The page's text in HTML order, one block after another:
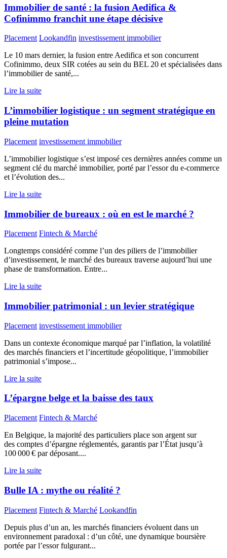
Immobilier de santé : la fusion Aedifica &
Cofinimmo franchit une étape décisive
Placement Lookandfin investissement immobilier
Le 10 mars dernier, la fusion entre Aedifica et son concurrent
Cofinimmo, deux SIR cotées au sein du BEL 20 et spécialisées dans
l’immobilier de santé,...
Lire la suite
L’immobilier logistique : un segment stratégique en
pleine mutation
Placement investissement immobilier
L’immobilier logistique s’est imposé ces dernières années comme un
segment clé du marché immobilier, porté par l’essor du e-commerce
et l’évolution des...
Lire la suite
Immobilier de bureaux : où en est le marché ?
Placement Fintech & Marché
Longtemps considéré comme l’un des piliers de l’immobilier
d’investissement, le marché des bureaux traverse aujourd’hui une
phase de transformation. Entre...
Lire la suite
Immobilier patrimonial : un levier stratégique
Placement investissement immobilier
Dans un contexte économique marqué par l’inflation, la volatilité
des marchés financiers et l’incertitude géopolitique, l’immobilier
patrimonial s’impose...
Lire la suite
L’épargne belge et la baisse des taux
Placement Fintech & Marché
En Belgique, la majorité des particuliers place son argent sur
des comptes d’épargne réglementés, garantis par l’État jusqu’à
100 000 € par déposant....
Lire la suite
Bulle IA : mythe ou réalité ?
Placement Fintech & Marché Lookandfin
Depuis plus d’un an, les marchés financiers évoluent dans un
environnement paradoxal : d’un côté, une dynamique boursière
portée par l’essor fulgurant...